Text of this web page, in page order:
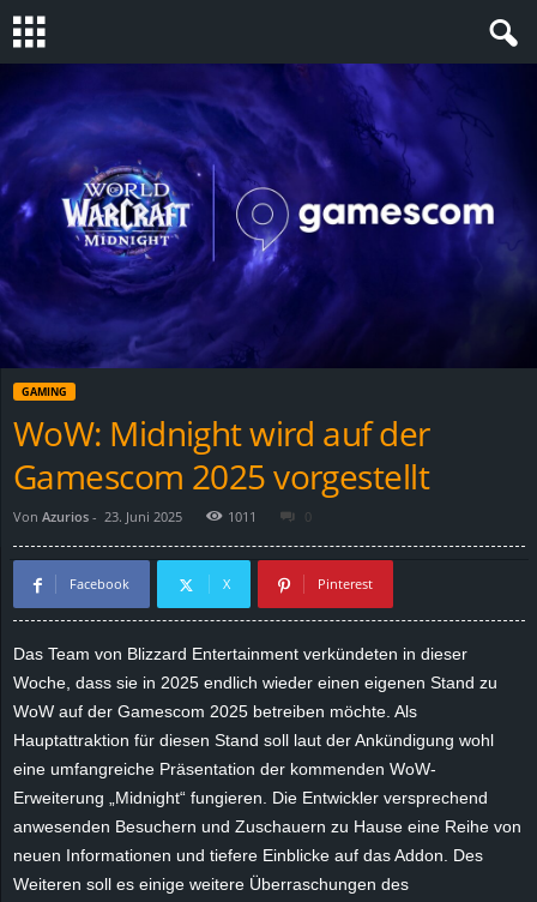
e
GAMING
WoW: Midnight wird auf der
Gamescom 2025 vorgestellt
Von Azurios - 23. Juni 2025 1011 0
Facebook X Pinterest
Das Team von Blizzard Entertainment verkündeten in dieser
Woche, dass sie in 2025 endlich wieder einen eigenen Stand zu
WoW auf der Gamescom 2025 betreiben möchte. Als
Hauptattraktion für diesen Stand soll laut der Ankündigung wohl
eine umfangreiche Präsentation der kommenden WoW-
Erweiterung „Midnight“ fungieren. Die Entwickler versprechend
anwesenden Besuchern und Zuschauern zu Hause eine Reihe von
neuen Informationen und tiefere Einblicke auf das Addon. Des
Weiteren soll es einige weitere Überraschungen des